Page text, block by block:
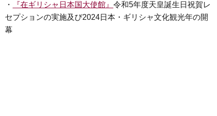
・
『在ギリシャ日本国大使館』 令和5年度天皇誕生日祝賀レ
セプションの実施及び2024日本・ギリシャ文化観光年の開
幕